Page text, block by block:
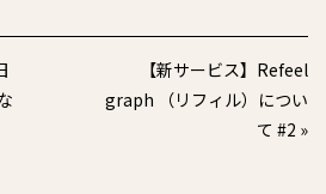
【新サービス】Refeel
graph （リフィル）につい
て #2 »